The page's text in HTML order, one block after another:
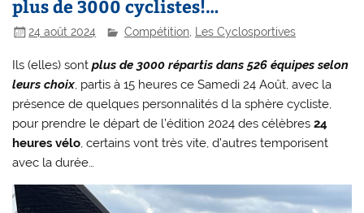
plus de 3000 cyclistes!…
24 août 2024 Compétition Les Cyclosportives
Ils (elles) sontplus de 3000 répartis dans 526 équipes selon
leurs choix, partis à 15 heures ce Samedi 24 Août, avec la
présence de quelques personnalités d la sphère cycliste,
pour prendre le départ de l’édition 2024 des célèbres24
heures vélo, certains vont très vite, d’autres temporisent
avec la durée…